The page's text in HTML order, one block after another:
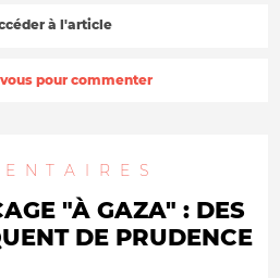
à l'article
pour commenter
"À GAZA" : DES
DE PRUDENCE